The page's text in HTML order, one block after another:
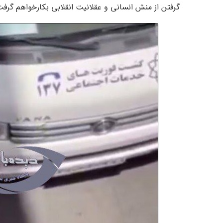
گرفتن از منش انسانی و عقلانیت انقلابی بکارخواهم